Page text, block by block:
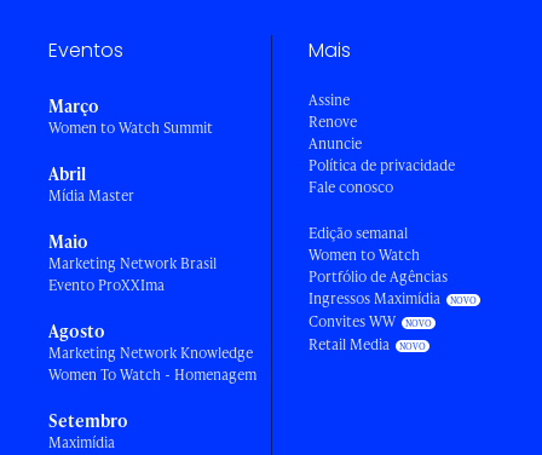
Eventos
Março
Women to Watch Summit
Abril
Mídia Master
Maio
Marketing Network Brasil
Evento ProXXIma
Agosto
Marketing Network Knowledge
Women To Watch - Homenagem
Setembro
Maximídia
Mais
Assine
Renove
Anuncie
Política de privacidade
Fale conosco
Edição semanal
Women to Watch
Portfólio de Agências
Ingressos Maximídia
Convites WW
Retail Media